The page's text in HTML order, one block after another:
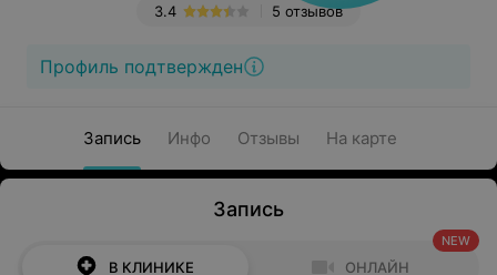
5 отзывов
3.4
Профиль подтвержден
Запись Инфо Отзывы На карте
Запись
В КЛИНИКЕ ОНЛАЙН
NEW